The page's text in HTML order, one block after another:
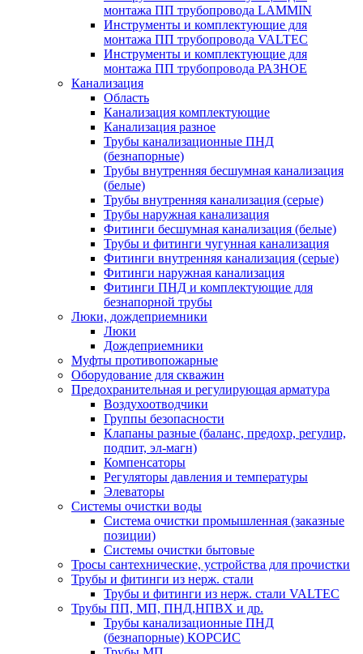
монтажа ПП трубопровода LAMMIN
Инструменты и комплектующие для
монтажа ПП трубопровода VALTEC
Инструменты и комплектующие для
монтажа ПП трубопровода РАЗНОЕ
Канализация
Область
Канализация комплектующие
Канализация разное
Трубы канализационные ПНД
(безнапорные)
Трубы внутренняя бесшумная канализация
(белые)
Трубы внутренняя канализация (серые)
Трубы наружная канализация
Фитинги бесшумная канализация (белые)
Трубы и фитинги чугунная канализация
Фитинги внутренняя канализация (серые)
Фитинги наружная канализация
Фитинги ПНД и комплектующие для
безнапорной трубы
Люки, дождеприемники
Люки
Дождеприемники
Муфты противопожарные
Оборудование для скважин
Предохранительная и регулирующая арматура
Воздухоотводчики
Группы безопасности
Клапаны разные (баланс, предохр, регулир,
подпит, эл-магн)
Компенсаторы
Регуляторы давления и температуры
Элеваторы
Системы очистки воды
Система очистки промышленная (заказные
позиции)
Системы очистки бытовые
Тросы сантехнические, устройства для прочистки
Трубы и фитинги из нерж. стали
Трубы и фитинги из нерж. стали VALTEC
Трубы ПП, МП, ПНД,НПВХ и др.
Трубы канализационные ПНД
(безнапорные) КОРСИС